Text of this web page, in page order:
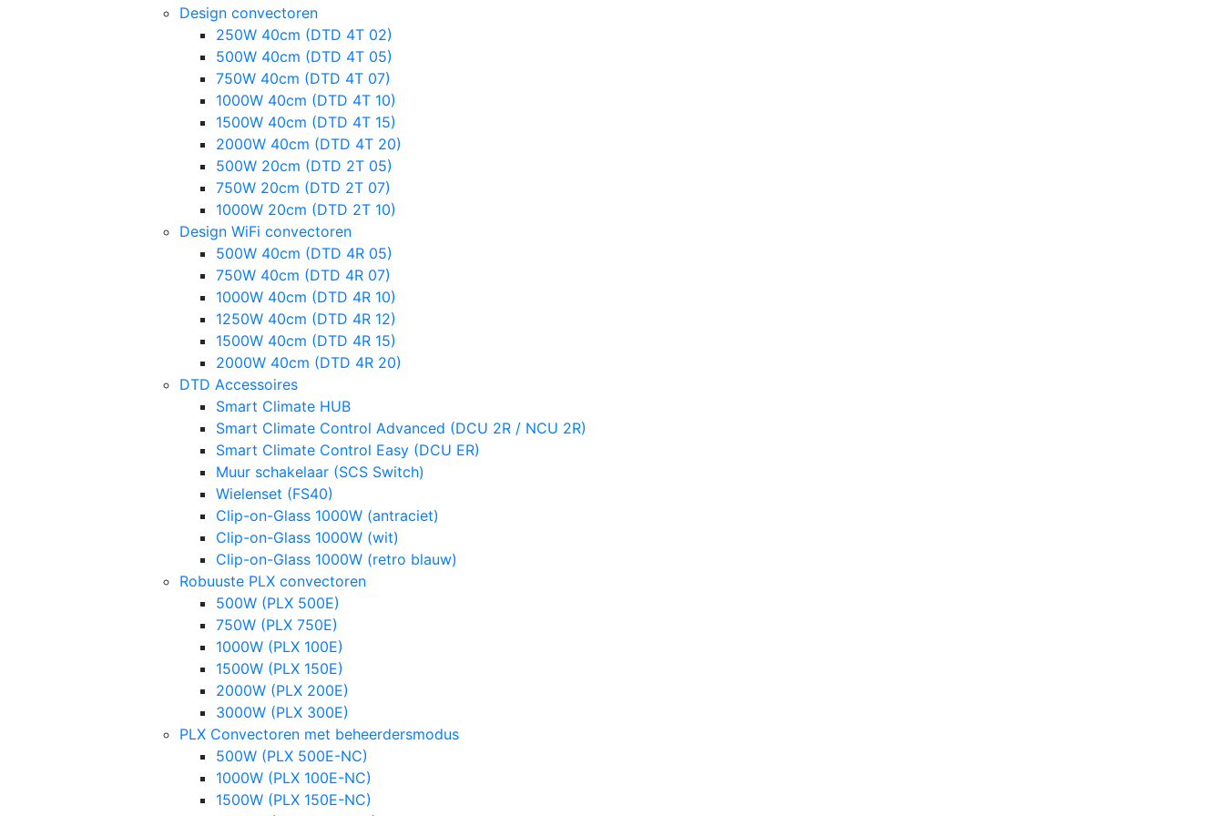
Design convectoren
250W 40cm (DTD 4T 02)
500W 40cm (DTD 4T 05)
750W 40cm (DTD 4T 07)
1000W 40cm (DTD 4T 10)
1500W 40cm (DTD 4T 15)
2000W 40cm (DTD 4T 20)
500W 20cm (DTD 2T 05)
750W 20cm (DTD 2T 07)
1000W 20cm (DTD 2T 10)
Design WiFi convectoren
500W 40cm (DTD 4R 05)
750W 40cm (DTD 4R 07)
1000W 40cm (DTD 4R 10)
1250W 40cm (DTD 4R 12)
1500W 40cm (DTD 4R 15)
2000W 40cm (DTD 4R 20)
DTD Accessoires
Smart Climate HUB
Smart Climate Control Advanced (DCU 2R / NCU 2R)
Smart Climate Control Easy (DCU ER)
Muur schakelaar (SCS Switch)
Wielenset (FS40)
Clip-on-Glass 1000W (antraciet)
Clip-on-Glass 1000W (wit)
Clip-on-Glass 1000W (retro blauw)
Robuuste PLX convectoren
500W (PLX 500E)
750W (PLX 750E)
1000W (PLX 100E)
1500W (PLX 150E)
2000W (PLX 200E)
3000W (PLX 300E)
PLX Convectoren met beheerdersmodus
500W (PLX 500E-NC)
1000W (PLX 100E-NC)
1500W (PLX 150E-NC)